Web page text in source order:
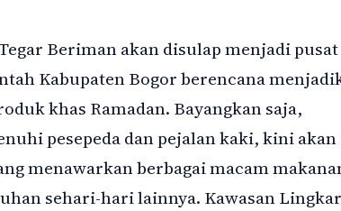
Beriman akan disulap menjadi pusat
Kabupaten Bogor berencana
khas Ramadan. Bayangkan saja,
pesepeda dan pejalan kaki, kini akan
menawarkan berbagai macam
sehari-hari lainnya. Kawasan Lingkar